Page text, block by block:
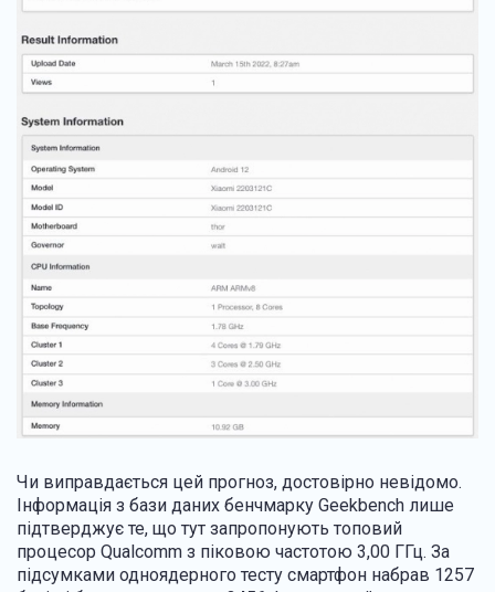
Чи виправдається цей прогноз, достовірно невідомо.
Інформація з бази даних бенчмарку Geekbench лише
підтверджує те, що тут запропонують топовий
процесор Qualcomm з піковою частотою 3,00 ГГц. За
підсумками одноядерного тесту смартфон набрав 1257